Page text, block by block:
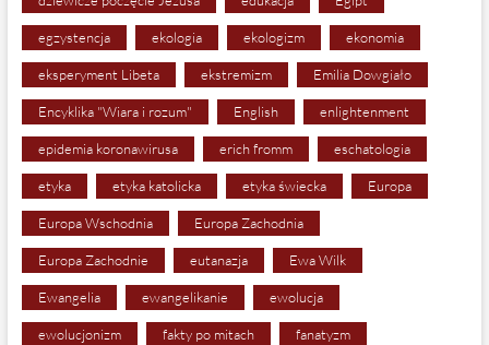
egzystencja ekologia ekologizm ekonomia
eksperyment Libeta ekstremizm Emilia Dowgiało
Encyklika "Wiara i rozum" English enlightenment
epidemia koronawirusa erich fromm eschatologia
etyka etyka katolicka etyka świecka Europa
Europa Wschodnia Europa Zachodnia
Europa Zachodnie eutanazja Ewa Wilk
Ewangelia ewangelikanie ewolucja
ewolucjonizm fakty po mitach fanatyzm